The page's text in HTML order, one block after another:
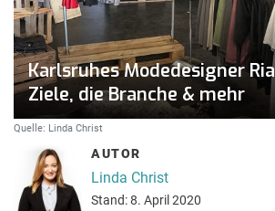
Karlsruhes Modedesigner
Ziele, die Branche & mehr
Quelle: Linda Christ
AUTOR
Linda Christ
Stand: 8. April 2020